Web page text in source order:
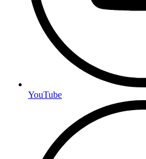
YouTube